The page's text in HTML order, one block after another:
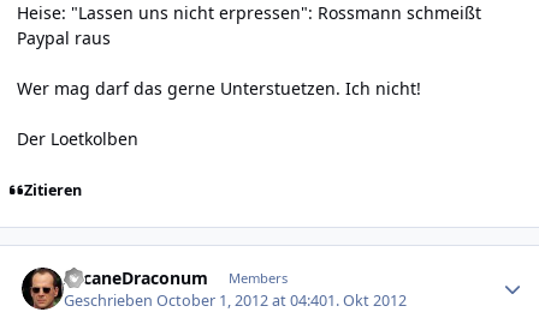
Heise: "Lassen uns nicht erpressen": Rossmann schmeißt
Paypal raus
Wer mag darf das gerne Unterstuetzen. Ich nicht!
Der Loetkolben
Zitieren
ArcaneDraconum Members
GeschriebenOctober 1, 2012 at 04:401. Okt 2012